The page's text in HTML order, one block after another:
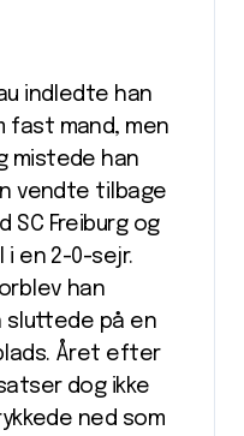
indledte han
fast mand, men
mistede han
vendte tilbage
SC Freiburg og
en 2-0-sejr.
han
sluttede på en
Året efter
dog ikke
ned som